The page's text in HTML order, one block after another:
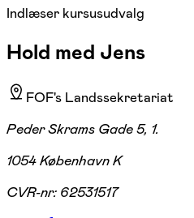
Indlæser kursusudvalg
Hold med Jens
FOF's Landssekretariat
Peder Skrams Gade 5, 1.
1054 København K
CVR-nr: 62531517